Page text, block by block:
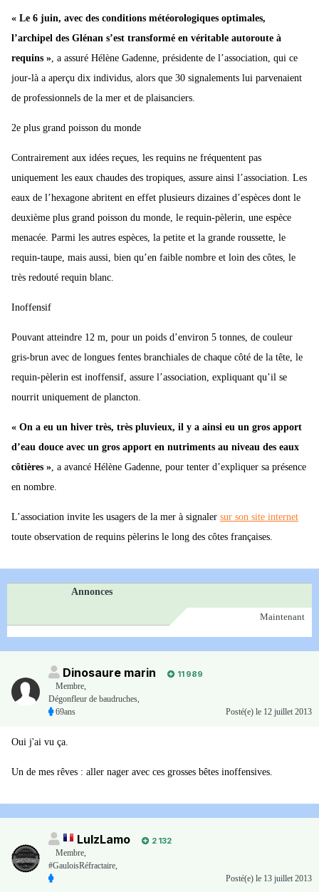
« Le 6 juin, avec des conditions météorologiques optimales,
l’archipel des Glénan s’est transformé en véritable autoroute à
requins », a assuré Hélène Gadenne, présidente de l’association, qui ce
jour-là a aperçu dix individus, alors que 30 signalements lui parvenaient
de professionnels de la mer et de plaisanciers.
2e plus grand poisson du monde
Contrairement aux idées reçues, les requins ne fréquentent pas
uniquement les eaux chaudes des tropiques, assure ainsi l’association. Les
eaux de l’hexagone abritent en effet plusieurs dizaines d’espèces dont le
deuxième plus grand poisson du monde, le requin-pèlerin, une espèce
menacée. Parmi les autres espèces, la petite et la grande roussette, le
requin-taupe, mais aussi, bien qu’en faible nombre et loin des côtes, le
très redouté requin blanc.
Inoffensif
Pouvant atteindre 12 m, pour un poids d’environ 5 tonnes, de couleur
gris-brun avec de longues fentes branchiales de chaque côté de la tête, le
requin-pèlerin est inoffensif, assure l’association, expliquant qu’il se
nourrit uniquement de plancton.
« On a eu un hiver très, très pluvieux, il y a ainsi eu un gros apport
d’eau douce avec un gros apport en nutriments au niveau des eaux
côtières », a avancé Hélène Gadenne, pour tenter d’expliquer sa présence
en nombre.
L’association invite les usagers de la mer à signaler sur son site internet
toute observation de requins pèlerins le long des côtes françaises.
Annonces
Maintenant
Dinosaure marin
11 989
Membre,
Dégonfleur de baudruches,
69ans
Posté(e) le 12 juillet 2013
Oui j'ai vu ça.
Un de mes rêves : aller nager avec ces grosses bêtes inoffensives.
LulzLamo
2 132
Membre,
#GauloisRéfractaire,
Posté(e) le 13 juillet 2013